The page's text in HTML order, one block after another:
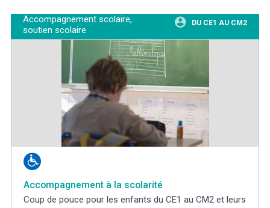
Accompagnement scolaire,
soutien scolaire
DU CE1 AU CM2
Accompagnement à la scolarité
Coup de pouce pour les enfants du CE1 au CM2 et leurs